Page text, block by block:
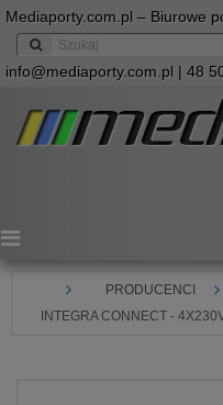
Mediaporty.com.pl – Biurowe
info@mediaporty.com.pl | 48
Menu
PRODUCENCI
INTEGRA CONNECT -